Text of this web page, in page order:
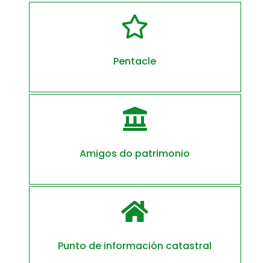

Pentacle

Amigos do patrimonio

Punto de información catastral